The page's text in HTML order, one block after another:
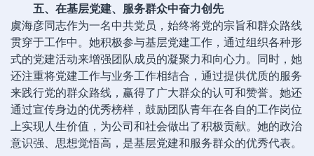
五、在基层党建、服务群众中奋力创先
虞海彦同志作为一名中共党员，始终将党的宗旨和群众路线
贯穿于工作中。她积极参与基层党建工作，通过组织各种形
式的党建活动来增强团队成员的凝聚力和向心力。同时，她
还注重将党建工作与业务工作相结合，通过提供优质的服务
来践行党的群众路线，赢得了广大群众的认可和赞誉。她还
通过宣传身边的优秀榜样，鼓励团队青年在各自的工作岗位
上实现人生价值，为公司和社会做出了积极贡献。她的政治
意识强、思想觉悟高，是基层党建和服务群众的优秀代表。